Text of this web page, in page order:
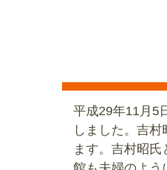
平成29年11月5
しました。吉
ます。吉村昭